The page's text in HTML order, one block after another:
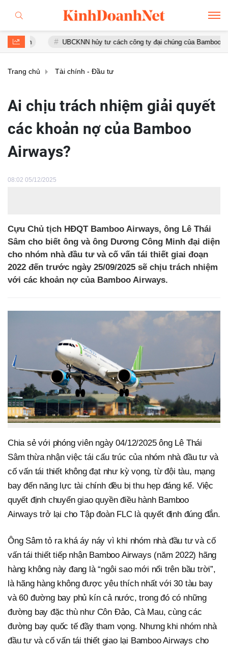
UBCKNN hủy tư cách công ty đại chúng của Bamboo Capital và
Trang chủ Tài chính - Đầu tư
Ai chịu trách nhiệm giải quyết
các khoản nợ của Bamboo
Airways?
08:02 05/12/2025
Cựu Chủ tịch HĐQT Bamboo Airways, ông Lê Thái
Sâm cho biết ông và ông Dương Công Minh đại diện
cho nhóm nhà đầu tư và cố vấn tái thiết giai đoạn
2022 đến trước ngày 25/09/2025 sẽ chịu trách nhiệm
với các khoản nợ của Bamboo Airways.
Chia sẻ với phóng viên ngày 04/12/2025 ông Lê Thái
Sâm thừa nhận việc tái cấu trúc của nhóm nhà đầu tư và
cố vấn tái thiết không đạt như kỳ vọng, từ đội tàu, mạng
bay đến năng lực tài chính đều bị thu hẹp đáng kể. Việc
quyết định chuyển giao quyền điều hành Bamboo
Airways trở lại cho Tập đoàn FLC là quyết định đúng đắn.
Ông Sâm tỏ ra khá áy náy vì khi nhóm nhà đầu tư và cố
vấn tái thiết tiếp nhận Bamboo Airways (năm 2022) hãng
hàng không này đang là “ngôi sao mới nổi trên bầu trời”,
là hãng hàng không được yêu thích nhất với 30 tàu bay
và 60 đường bay phủ kín cả nước, trong đó có những
đường bay đặc thù như Côn Đảo, Cà Mau, cùng các
đường bay quốc tế đầy tham vọng. Nhưng khi nhóm nhà
đầu tư và cố vấn tái thiết giao lại Bamboo Airways cho